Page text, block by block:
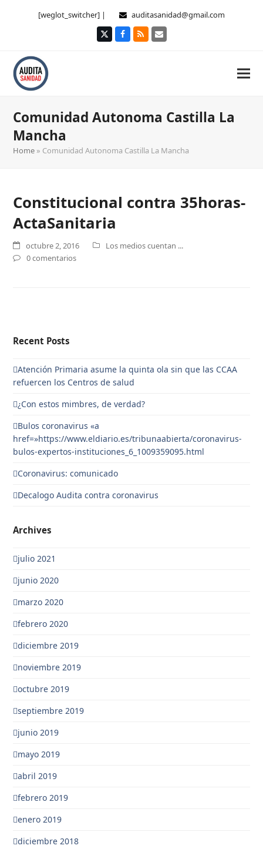
[weglot_switcher] | auditasanidad@gmail.com
TwitterFacebook
RSS Correo
Comunidad Autonoma Castilla La
Mancha
Home » Comunidad Autonoma Castilla La Mancha
Constitucional contra 35horas-
ActaSanitaria
octubre 2, 2016
Los medios cuentan ...
0 comentarios
Recent Posts
Atención Primaria asume la quinta ola sin que las CCAA
refuercen los Centros de salud
¿Con estos mimbres, de verdad?
Bulos coronavirus «a
href=»https://www.eldiario.es/tribunaabierta/coronavirus-
bulos-expertos-instituciones_6_1009359095.html
Coronavirus: comunicado
Decalogo Audita contra coronavirus
Archives
julio 2021
junio 2020
marzo 2020
febrero 2020
diciembre 2019
noviembre 2019
octubre 2019
septiembre 2019
junio 2019
mayo 2019
abril 2019
febrero 2019
enero 2019
diciembre 2018